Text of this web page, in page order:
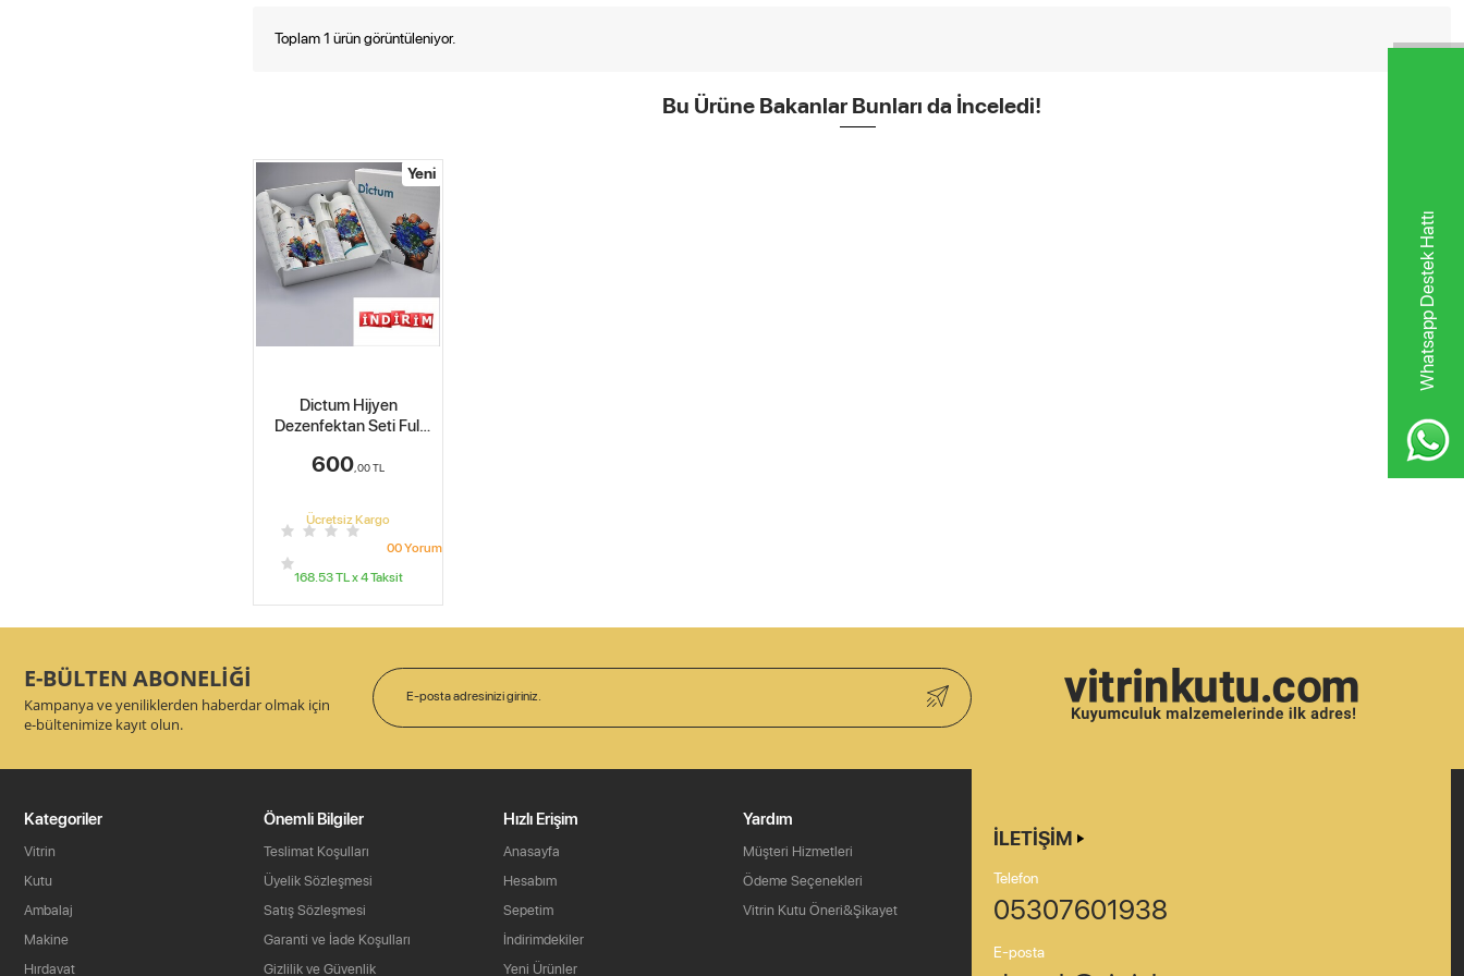
Whatsapp Destek Hattı
Toplam 1 ürün görüntüleniyor.
Bu Ürüne Bakanlar Bunları da İnceledi!
Yeni
Dictum Hijyen
Dezenfektan Seti Full
600,00TL
Ücretsiz Kargo
00Yorum
168.53TL x4Taksit
E-BÜLTEN ABONELİĞİ
Kampanya ve yeniliklerden haberdar olmak için
e-bültenimize kayıt olun.
Kategoriler
Vitrin
Kutu
Ambalaj
Makine
Hırdavat
Önemli Bilgiler
Teslimat Koşulları
Üyelik Sözleşmesi
Satış Sözleşmesi
Garanti ve İade Koşulları
Gizlilik ve Güvenlik
Hızlı Erişim
Anasayfa
Hesabım
Sepetim
İndirimdekiler
Yeni Ürünler
Yardım
Müşteri Hizmetleri
Ödeme Seçenekleri
Vitrin Kutu Öneri&Şikayet
İLETIŞIM
Telefon
05307601938
E-posta